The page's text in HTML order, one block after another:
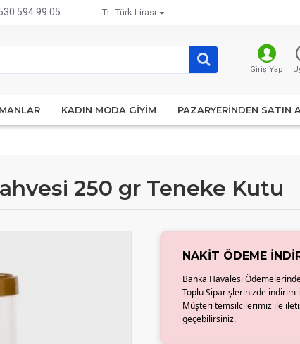
594 99 05 TL Türk Lirası
Giriş Yap
KADIN MODA GIYIM PAZARYERINDEN SATIN
250 gr Teneke Kutu
NAKIT ÖDEME
Banka Havalesi
Toplu Siparişlerinizde indirim
Müşteri temsilcilerimiz ile
geçebilirsiniz.